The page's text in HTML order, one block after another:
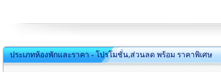
ประเภทห้องพักและราคา - โปรโมชั่น,ส่วนลด พร้อม ราคาพิเศษ